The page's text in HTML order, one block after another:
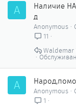
A
Наличие
д
Anonymous
11
Waldemar
A Anonymous
1